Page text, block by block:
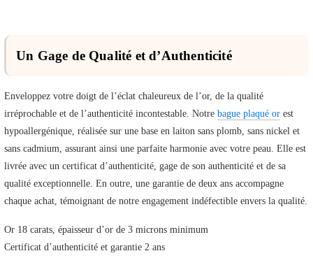
Un Gage de Qualité et d’Authenticité
Enveloppez votre doigt de l’éclat chaleureux de l’or, de la qualité
irréprochable et de l’authenticité incontestable. Notre bague plaqué or est
hypoallergénique, réalisée sur une base en laiton sans plomb, sans nickel et
sans cadmium, assurant ainsi une parfaite harmonie avec votre peau. Elle est
livrée avec un certificat d’authenticité, gage de son authenticité et de sa
qualité exceptionnelle. En outre, une garantie de deux ans accompagne
chaque achat, témoignant de notre engagement indéfectible envers la qualité.
Or 18 carats, épaisseur d’or de 3 microns minimum
Certificat d’authenticité et garantie 2 ans